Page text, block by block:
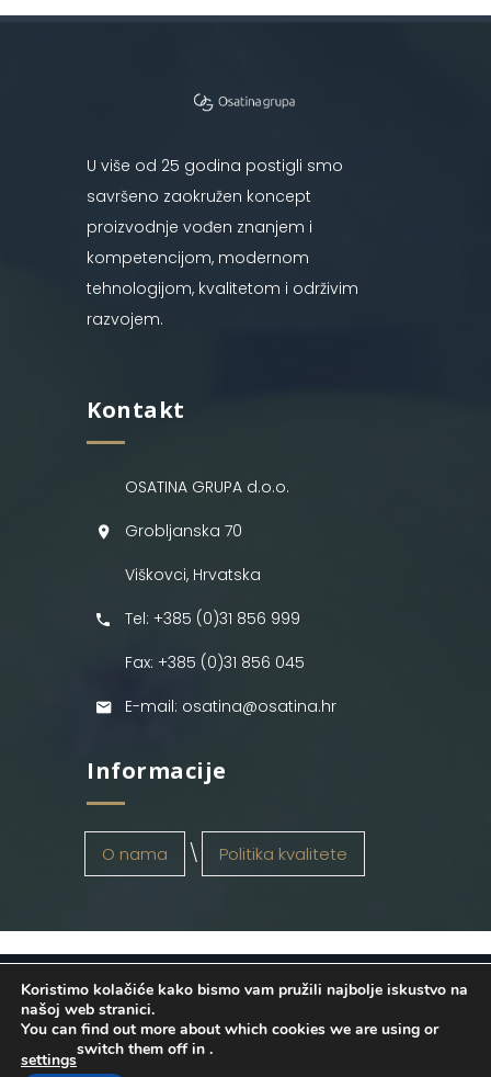
U više od 25 godina postigli smo
savršeno zaokružen koncept
proizvodnje vođen znanjem i
kompetencijom, modernom
tehnologijom, kvalitetom i održivim
razvojem.
Kontakt
OSATINA GRUPA d.o.o.
Grobljanska 70
Viškovci, Hrvatska
Tel: +385 (0)31 856 999
Fax: +385 (0)31 856 045
E-mail: osatina@osatina.hr
Informacije
O nama Politika kvalitete
OSATINA GRUPA d.o.o. 2026
. Configured
byINFOS Osijek. Sva prava pridržana.
Koristimo kolačiće kako bismo vam pružili najbolje iskustvo na
našoj web stranici.
You can find out more about which cookies we are using or
switch them off in
settings
.